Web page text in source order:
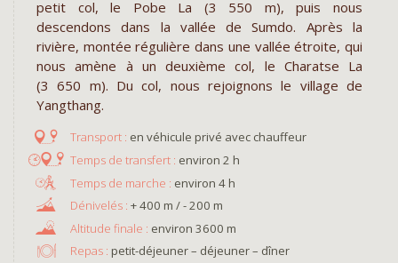
petit col, le Pobe La (3 550 m), puis nous
descendons dans la vallée de Sumdo. Après la
rivière, montée régulière dans une vallée étroite, qui
nous amène à un deuxième col, le Charatse La
(3 650 m). Du col, nous rejoignons le village de
Yangthang.
en véhicule privé avec chauffeur
environ 2 h
environ 4 h
+ 400 m / - 200 m
environ 3600 m
Repas : petit-déjeuner – déjeuner – dîner